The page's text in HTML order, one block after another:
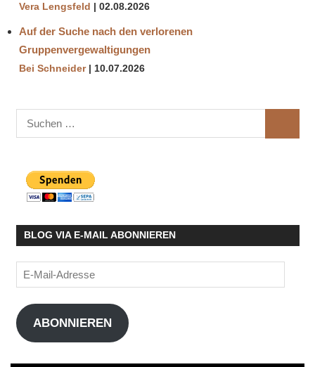
Vera Lengsfeld 02.08.2026
Auf der Suche nach den verlorenen
Gruppenvergewaltigungen
Bei Schneider 10.07.2026
Suchen
nach:
BLOG VIA E-MAIL ABONNIEREN
E-
Mail-
Adresse
ABONNIEREN